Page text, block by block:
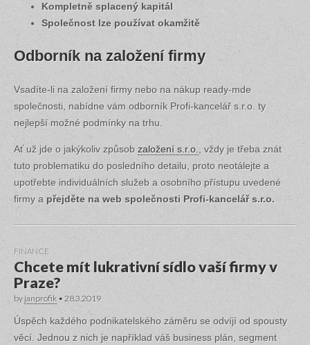
Kompletně splacený kapitál
Společnost lze používat okamžitě
Odborník na založení firmy
Vsadíte-li na založení firmy nebo na nákup ready-mde
společnosti, nabídne vám odborník Profi-kancelář s.r.o. ty
nejlepší možné podmínky na trhu.
Ať už jde o jakýkoliv způsob založení s.r.o., vždy je třeba znát
tuto problematiku do posledního detailu, proto neotálejte a
upotřebte individuálních služeb a osobního přístupu uvedené
firmy a přejděte na web společnosti Profi-kancelář s.r.o.
FINANCE
Chcete mít lukrativní sídlo vaší firmy v
Praze?
by janprofik • 28.3.2019
Úspěch každého podnikatelského záměru se odvíjí od spousty
věcí. Jednou z nich je například váš business plán, segment